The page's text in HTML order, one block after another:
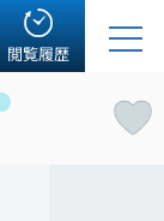
閲覧履歴